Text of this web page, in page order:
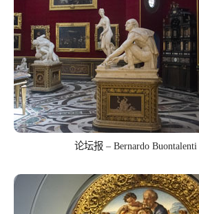
论坛报 – Bernardo Buontalenti